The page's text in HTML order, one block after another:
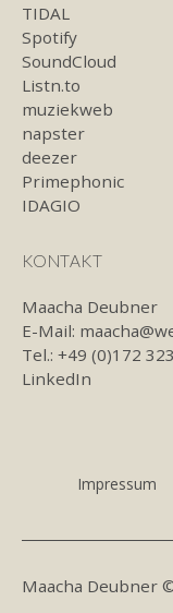
TIDAL
Spotify
SoundCloud
Listn.to
muziekweb
napster
deezer
Primephonic
IDAGIO
KONTAKT
Maacha Deubner
E-Mail:
Tel.: +49 (0)172
LinkedIn
Impressum
Maacha Deubner